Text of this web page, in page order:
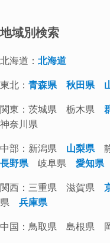
地域別検索
北海道：北海道
東北：青森県 秋田県
関東：茨城県 栃木県
神奈川県
中部：新潟県 山梨県静
長野県岐阜県愛知県
関西：三重県 滋賀県
県兵庫県
中国：鳥取県 島根県